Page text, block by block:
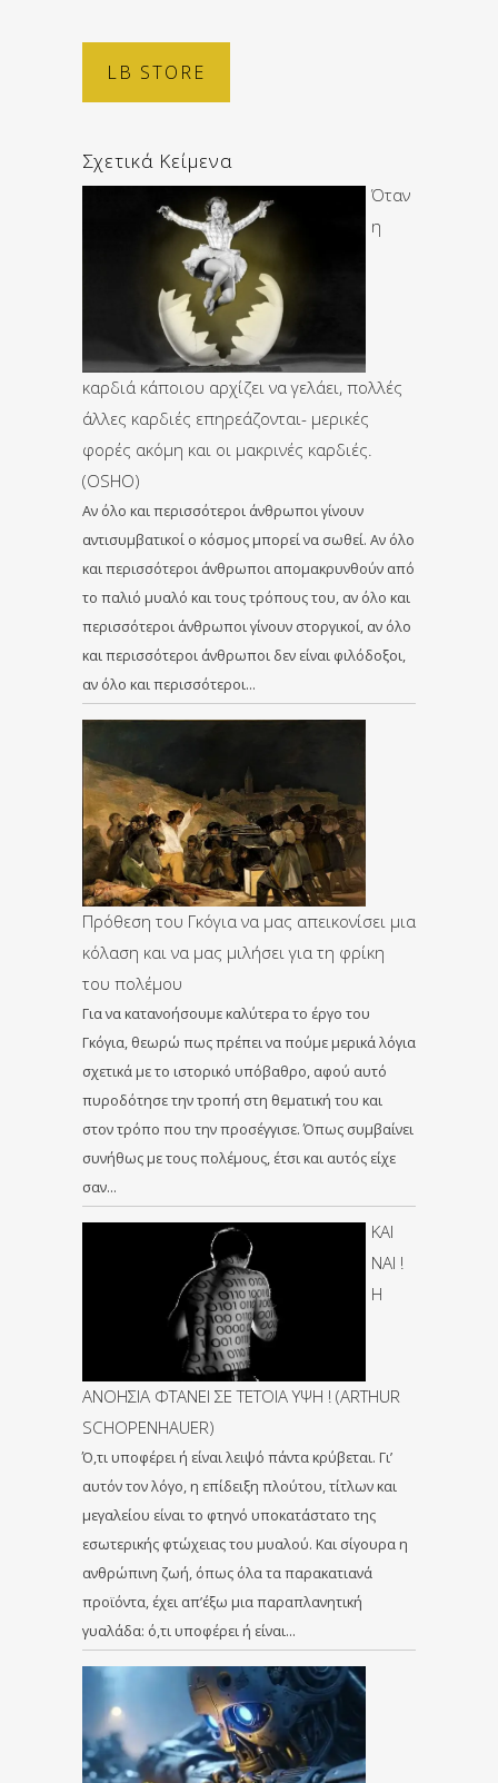
LB STORE
Σχετικά Κείμενα
Όταν
η
καρδιά κάποιου αρχίζει να γελάει, πολλές
άλλες καρδιές επηρεάζονται- μερικές
φορές ακόμη και οι μακρινές καρδιές.
(OSHO)
Αν όλο και περισσότεροι άνθρωποι γίνουν
αντισυμβατικοί ο κόσμος μπορεί να σωθεί. Αν όλο
και περισσότεροι άνθρωποι απομακρυνθούν από
το παλιό μυαλό και τους τρόπους του, αν όλο και
περισσότεροι άνθρωποι γίνουν στοργικοί, αν όλο
και περισσότεροι άνθρωποι δεν είναι φιλόδοξοι,
αν όλο και περισσότεροι…
Πρόθεση του Γκόγια να μας απεικονίσει μια
κόλαση και να μας μιλήσει για τη φρίκη
του πολέμου
Για να κατανοήσουμε καλύτερα το έργο του
Γκόγια, θεωρώ πως πρέπει να πούμε μερικά λόγια
σχετικά με το ιστορικό υπόβαθρο, αφού αυτό
πυροδότησε την τροπή στη θεματική του και
στον τρόπο που την προσέγγισε. Όπως συμβαίνει
συνήθως με τους πολέμους, έτσι και αυτός είχε
σαν…
ΚΑΙ
ΝΑΙ !
Η
ΑΝΟΗΣΙΑ ΦΤΑΝΕΙ ΣΕ ΤΕΤΟΙΑ ΥΨΗ ! (ARTHUR
SCHOPENHAUER)
Ό,τι υποφέρει ή είναι λειψό πάντα κρύβεται. Γι’
αυτόν τον λόγο, η επίδειξη πλούτου, τίτλων και
μεγαλείου είναι το φτηνό υποκατάστατο της
εσωτερικής φτώχειας του μυαλού. Και σίγουρα η
ανθρώπινη ζωή, όπως όλα τα παρακατιανά
προϊόντα, έχει απ’έξω μια παραπλανητική
γυαλάδα: ό,τι υποφέρει ή είναι…